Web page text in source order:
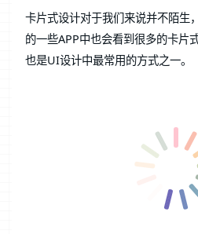
卡片式设计对于我们来说并不陌生
的一些APP中也会看到很多的卡片
也是UI设计中最常用的方式之一。